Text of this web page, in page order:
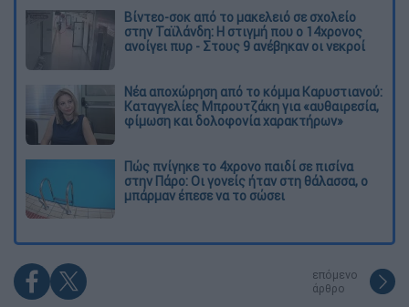
Βίντεο-σοκ από το μακελειό σε σχολείο
στην Ταϊλάνδη: Η στιγμή που ο 14χρονος
ανοίγει πυρ - Στους 9 ανέβηκαν οι νεκροί
Νέα αποχώρηση από το κόμμα Καρυστιανού:
Καταγγελίες Μπρουτζάκη για «αυθαιρεσία,
φίμωση και δολοφονία χαρακτήρων»
Πώς πνίγηκε το 4χρονο παιδί σε πισίνα
στην Πάρο: Οι γονείς ήταν στη θάλασσα, ο
μπάρμαν έπεσε να το σώσει
επόμενο
άρθρο